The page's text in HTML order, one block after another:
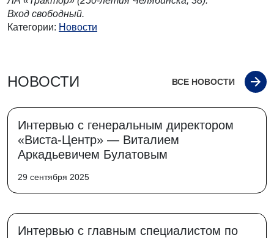
Вход свободный.
Категории: Новости
НОВОСТИ ВСЕ НОВОСТИ
Интервью с генеральным директором
«Виста-Центр» — Виталием
Аркадьевичем Булатовым
29 сентября 2025
Интервью с главным специалистом по